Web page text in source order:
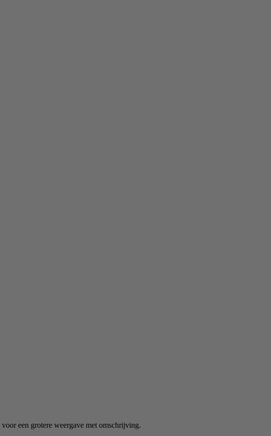
een grotere weergave met omschrijving.